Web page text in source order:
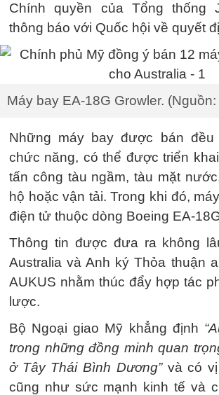
Chính quyền của Tổng thống
thông báo với Quốc hội về quyết
Máy bay EA-18G Growler.
Những máy bay được bán đều
chức năng, có thể được triển
tấn công tàu ngầm, tàu mặt
hộ hoặc vận tải. Trong khi đó,
điện tử thuộc dòng Boeing EA-
Thông tin được đưa ra không
Australia và Anh ký Thỏa thuận
AUKUS nhằm thúc đẩy hợp tác
lược.
Bộ Ngoại giao Mỹ khẳng định
trong những đồng minh quan
ở Tây Thái Bình Dương”và có vị
cũng như sức mạnh kinh tế và